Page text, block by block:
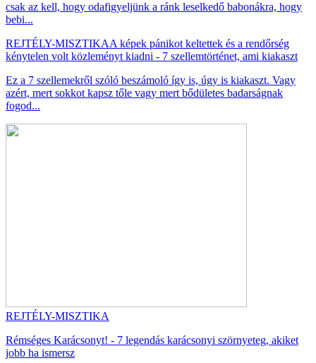
csak az kell, hogy odafigyeljünk a ránk leselkedő babonákra, hogy
bebi...
REJTÉLY-MISZTIKAA képek pánikot keltettek és a rendőrség
kénytelen volt közleményt kiadni - 7 szellemtörténet, ami kiakaszt
Ez a 7 szellemekről szóló beszámoló így is, úgy is kiakaszt. Vagy
azért, mert sokkot kapsz tőle vagy mert bődületes badarságnak
fogod...
REJTÉLY-MISZTIKA
Rémséges Karácsonyt! - 7 legendás karácsonyi szörnyeteg, akiket
jobb ha ismersz